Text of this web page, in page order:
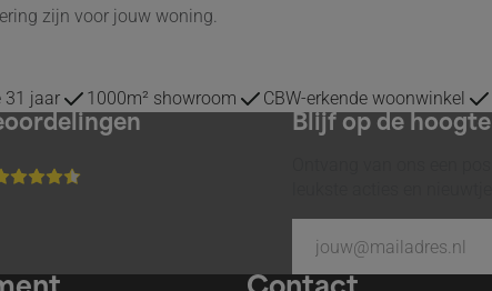
zijn voor jouw woning.
31 jaar 1000m² showroom CBW-erkende woonwinkel
Blijf op de hoogte